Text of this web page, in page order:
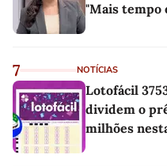
"Mais tempo
7 NOTÍCIAS
Lotofácil
dividem o
milhões